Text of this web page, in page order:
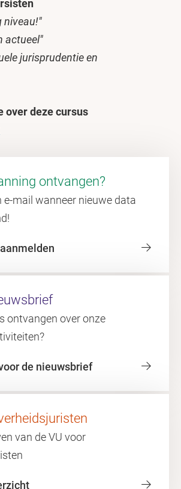
niveau!"
actueel"
jurisprudentie en
over deze cursus
ontvangen?
e-mail wanneer nieuwe data
ontvangen over onze
de nieuwsbrief
van de VU voor